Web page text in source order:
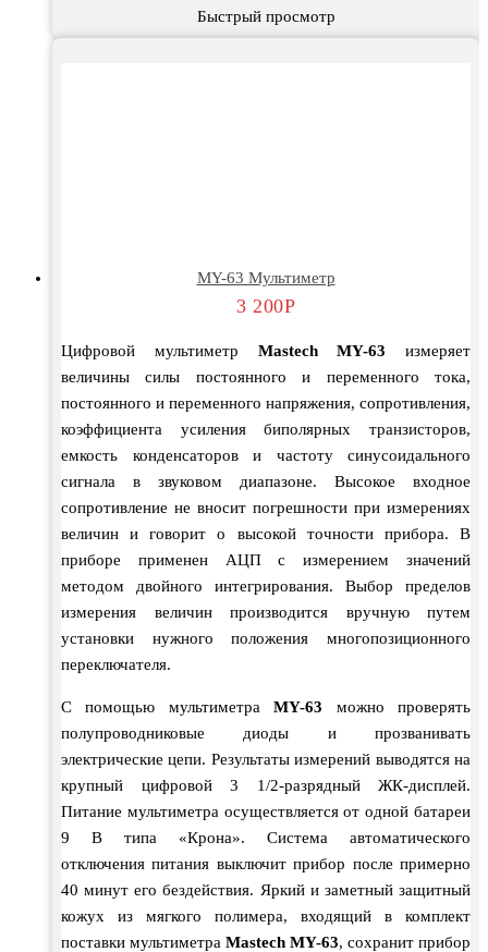
Быстрый просмотр
MY-63 Мультиметр
3 200Р
Цифровой мультиметр Mastech MY-63 измеряет
величины силы постоянного и переменного тока,
постоянного и переменного напряжения, сопротивления,
коэффициента усиления биполярных транзисторов,
емкость конденсаторов и частоту синусоидального
сигнала в звуковом диапазоне. Высокое входное
сопротивление не вносит погрешности при измерениях
величин и говорит о высокой точности прибора. В
приборе применен АЦП с измерением значений
методом двойного интегрирования. Выбор пределов
измерения величин производится вручную путем
установки нужного положения многопозиционного
переключателя.
С помощью мультиметраMY-63 можно проверять
полупроводниковые диоды и прозванивать
электрические цепи. Результаты измерений выводятся на
крупный цифровой 3 1/2-разрядный ЖК-дисплей.
Питание мультиметра осуществляется от одной батареи
9 В типа «Крона». Система автоматического
отключения питания выключит прибор после примерно
40 минут его бездействия. Яркий и заметный защитный
кожух из мягкого полимера, входящий в комплект
поставки мультиметра Mastech MY-63, сохранит прибор